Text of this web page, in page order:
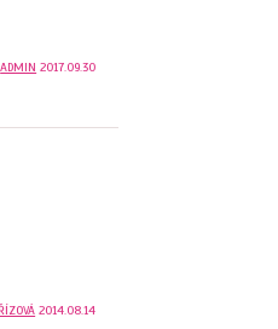
ADMIN 2017.09.30
2014.08.14